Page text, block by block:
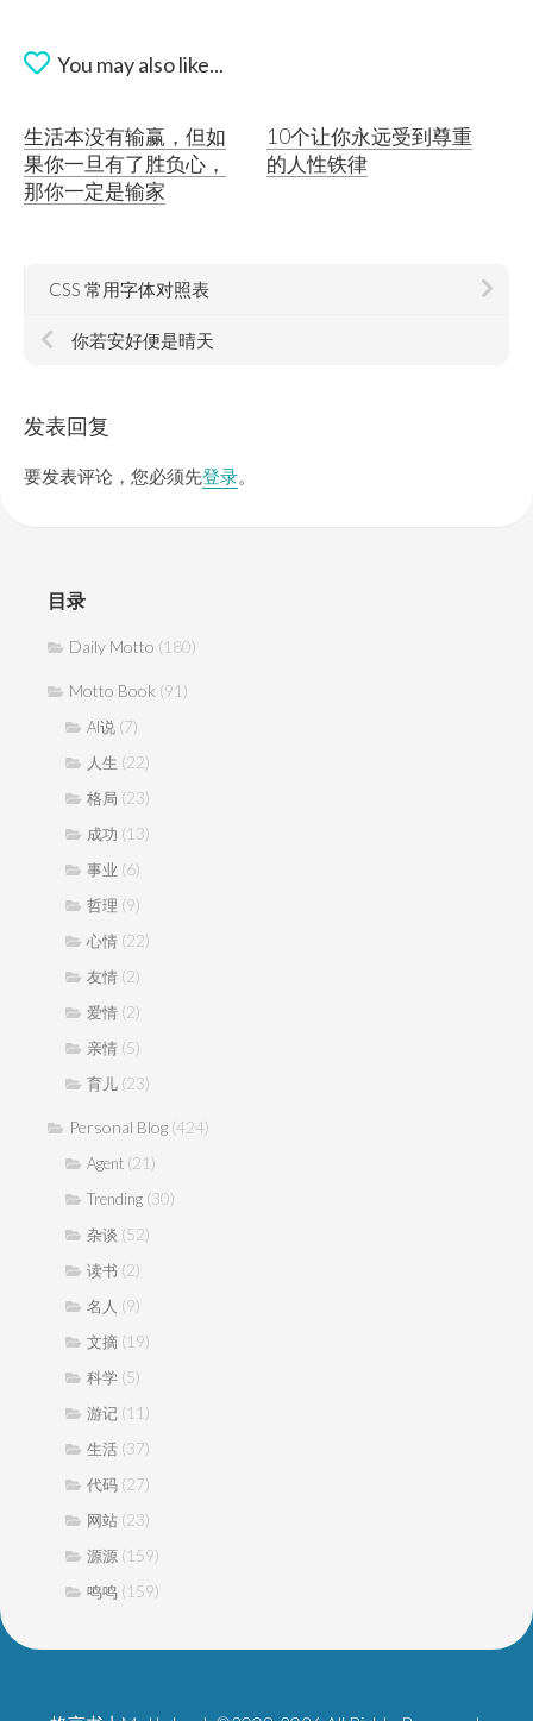
You may also like...
生活本没有输赢，但如
果你一旦有了胜负心，
那你一定是输家
10个让你永远受到尊重
的人性铁律
CSS 常用字体对照表
你若安好便是晴天
发表回复
要发表评论，您必须先登录。
目录
Daily Motto (180)
Motto Book (91)
AI说 (7)
人生 (22)
格局 (23)
成功 (13)
事业 (6)
哲理 (9)
心情 (22)
友情 (2)
爱情 (2)
亲情 (5)
育儿 (23)
Personal Blog (424)
Agent (21)
Trending (30)
杂谈 (52)
读书 (2)
名人 (9)
文摘 (19)
科学 (5)
游记 (11)
生活 (37)
代码 (27)
网站 (23)
源源 (159)
鸣鸣 (159)